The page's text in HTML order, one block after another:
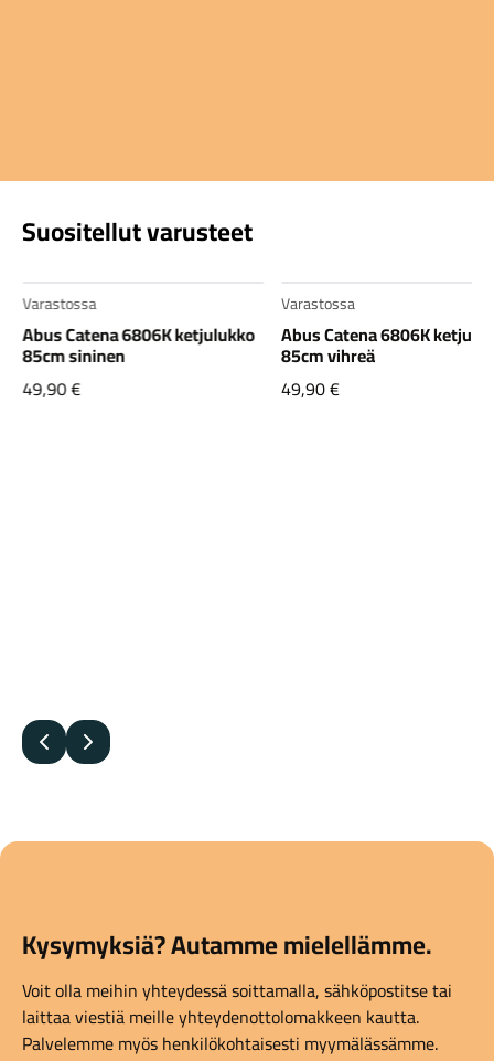
Suositellut varusteet
Varastossa
Abus Catena 6806K ketjulukko
85cm sininen
49,90€
Varastossa
Abus Catena 6806K
85cm vihreä
49,90€
Edellinen
Seuraava
Kysymyksiä? Autamme mielellämme.
Voit olla meihin yhteydessä soittamalla, sähköpostitse tai
laittaa viestiä meille yhteydenottolomakkeen kautta.
Palvelemme myös henkilökohtaisesti myymälässämme.